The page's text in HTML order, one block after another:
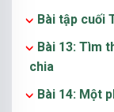
Bài tập cuối
Bài 13: Tìm
chia
Bài 14: Một